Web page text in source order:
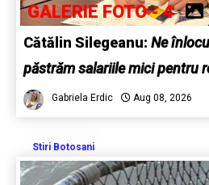
GALERIE FOTO - 4
Cătălin Silegeanu: Ne
păstrăm salariile mici pentru
Gabriela Erdic Aug 08, 2026
Stiri Botosani